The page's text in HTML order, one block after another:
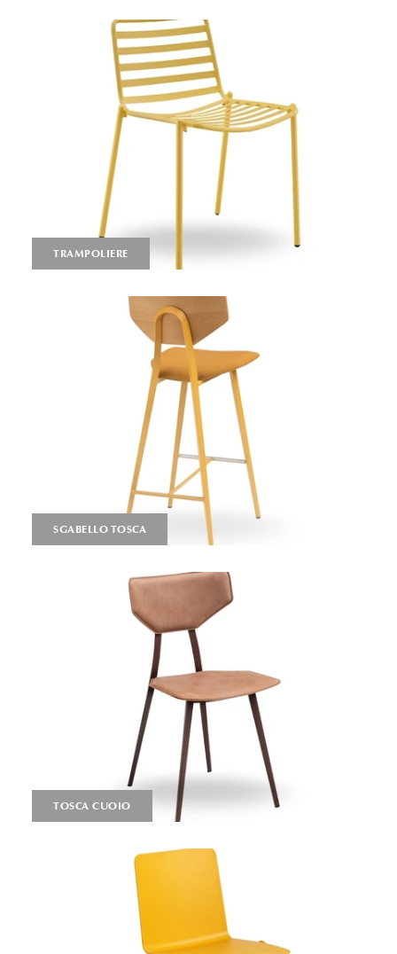
TRAMPOLIERE
SGABELLO TOSCA
TOSCA CUOIO